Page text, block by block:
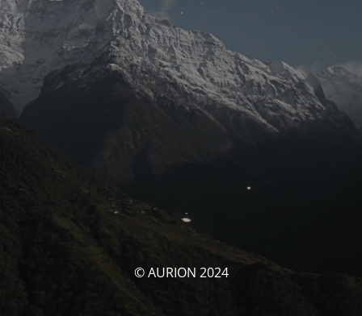
© AURION 2024